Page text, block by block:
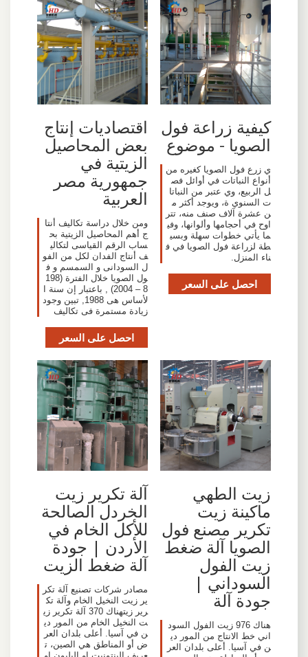
كيفية زراعة فول
الصويا - موضوع
ي زرع فول الصويا كغيره من
أنواع النباتات في أوائل فص
ل الربيع، وي عتبر من النباتا
ت السنوي ة، ويوجد أكثر م
ن عشرة آلاف صنف منه، تتر
اوح في أحجامها وألوانها، وفي
ما يأتي خطوات سهلة وبسي
طة لزراعة فول الصويا في ف
ناء المنزل.
احصل على السعر
اقتصاديات إنتاج
بعض المحاصيل
الزيتية في
جمهورية مصر
العربية
ومن خلال دراسة تكاليف أنتا
ج أهم المحاصيل الزيتية بح
ساب الرقم القياسى لتكالي
ف أنتاج الفدان لكل من الفو
ل السودانى و السمسم و ف
ول الصويا خلال الفترة (198
8 – 2004) , باعتبار إن سنة ا
لأساس هى 1988, تبين وجود
زيادة مستمرة فى تكاليف
احصل على السعر
زيت الطهي
ماكينة زيت
تكرير مصنع فول
الصويا آلة ضغط
زيت الفول
السوداني |
جودة آلة
هناك 976 زيت الفول السود
اني خط الانتاج من المور دي
ن في آسيا. أعلى بلدان العر
آلة تكرير زيت
الخردل الصالحة
للأكل الخام في
الأردن | جودة
آلة ضغط الزيت
مصادر شركات تصنيع آلة تكر
ير زيت النخيل الخام وآلة تك
رير زيتهناك 370 آلة تكرير زي
ت النخيل الخام من المور دي
ن في آسيا. أعلى بلدان العر
ض أو المناطق هي الصين، ت